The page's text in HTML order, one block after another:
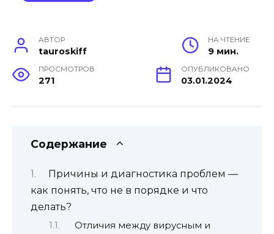
АВТОР
tauroskiff
НА ЧТЕНИЕ
9 мин.
ПРОСМОТРОВ
271
ОПУБЛИКОВАНО
03.01.2024
Содержание
Причины и диагностика проблем —
как понять, что не в порядке и что
делать?
Отличия между вирусным и